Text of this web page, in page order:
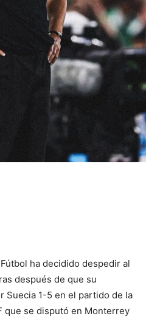
ha decidido despedir al
después de que su
Suecia 1-5 en el partido de la
que se disputó en Monterrey